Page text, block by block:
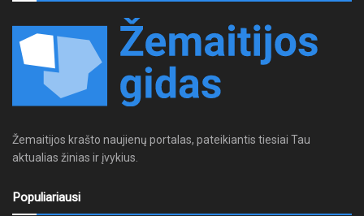
Žemaitijos krašto naujienų portalas, pateikiantis tiesiai Tau
aktualias žinias ir įvykius.
Populiariausi